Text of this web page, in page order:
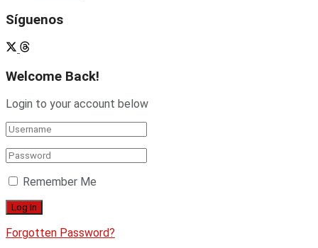
Síguenos
Welcome Back!
Login to your account below
Remember Me
Forgotten Password?